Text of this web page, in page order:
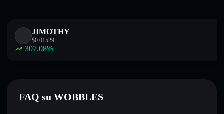
JIMOTHY
$0.01529
307.08%
FAQ su WOBBLES